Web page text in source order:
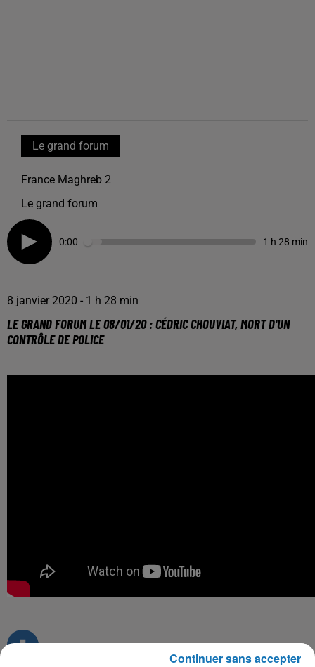
Le grand forum
France Maghreb 2
Le grand forum
0:00 1 h 28 min
8 janvier 2020 - 1 h 28 min
LE GRAND FORUM LE 08/01/20 : CÉDRIC CHOUVIAT, MORT D'UN
CONTRÔLE DE POLICE
Continuer sans accepter